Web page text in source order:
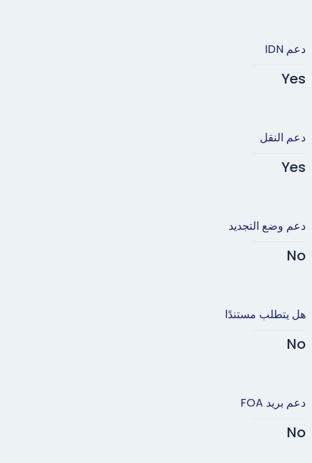
دعم IDN
Yes
دعم النقل
Yes
دعم وضع التجديد
No
هل يتطلب مستندًا
No
دعم بريد FOA
No